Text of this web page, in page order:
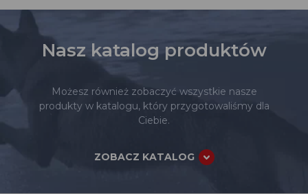
Nasz katalog produktów
Możesz również zobaczyć wszystkie nasze
produkty w katalogu, który przygotowaliśmy dla
Ciebie.
ZOBACZ KATALOG